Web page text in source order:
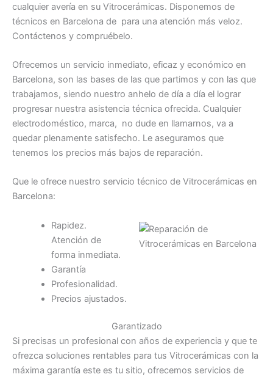
cualquier avería en su Vitrocerámicas. Disponemos de
técnicos en Barcelona de para una atención más veloz.
Contáctenos y compruébelo.
Ofrecemos un servicio inmediato, eficaz y económico en
Barcelona, son las bases de las que partimos y con las que
trabajamos, siendo nuestro anhelo de día a día el lograr
progresar nuestra asistencia técnica ofrecida. Cualquier
electrodoméstico, marca, no dude en llamarnos, va a
quedar plenamente satisfecho. Le aseguramos que
tenemos los precios más bajos de reparación.
Que le ofrece nuestro servicio técnico de Vitrocerámicas en
Barcelona:
Rapidez.
Atención de
forma inmediata.
Garantía
Profesionalidad.
Precios ajustados.
Garantizado
Si precisas un profesional con años de experiencia y que te
ofrezca soluciones rentables para tus Vitrocerámicas con la
máxima garantía este es tu sitio, ofrecemos servicios de